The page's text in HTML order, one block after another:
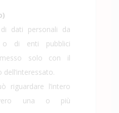
dati personali da
di enti pubblici
solo con il
riguardare l’intero
una o più